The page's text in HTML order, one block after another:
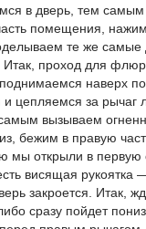
в дверь, тем самым
помещения,
те же самые
Итак, проход для
наверх
цепляемся за рычаг
вызываем
бежим в правую
мы открыли в
висящая рукоятка
закроется. Итак,
сразу пойдет